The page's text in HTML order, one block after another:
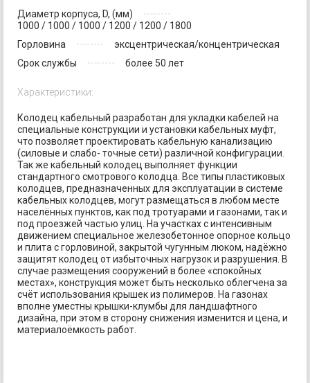
Диаметр корпуса, D, (мм)
1000 / 1000 / 1000 / 1200 / 1200 / 1800
Горловина
эксцентрическая/концентрическая
Срок службы
более 50 лет
Характеристики:
Колодец кабельный разработан для укладки кабелей на
специальные конструкции и установки кабельных муфт,
что позволяет проектировать кабельную канализацию
(силовые и слабо- точные сети) различной конфигурации.
Так же кабельный колодец выполняет функции
стандартного смотрового колодца. Все типы пластиковых
колодцев, предназначенных для эксплуатации в системе
кабельных колодцев, могут размещаться в любом месте
населённых пунктов, как под тротуарами и газонами, так и
под проезжей частью улиц. На участках с интенсивным
движением специальное железобетонное опорное кольцо
и плита с горловиной, закрытой чугунным люком, надёжно
защитят колодец от избыточных нагрузок и разрушения. В
случае размещения сооружений в более «спокойных
местах», конструкция может быть несколько облегчена за
счёт использования крышек из полимеров. На газонах
вполне уместны крышки-клумбы для ландшафтного
дизайна, при этом в сторону снижения изменится и цена, и
материалоёмкость работ.